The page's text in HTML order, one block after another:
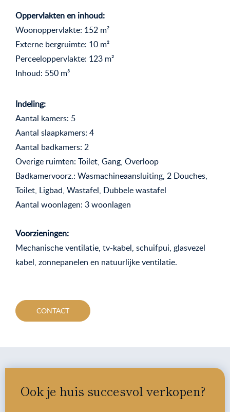
Oppervlakten en inhoud:
Woonoppervlakte: 152 m²
Externe bergruimte: 10 m²
Perceeloppervlakte: 123 m²
Inhoud: 550 m³
Indeling:
Aantal kamers: 5
Aantal slaapkamers: 4
Aantal badkamers: 2
Overige ruimten: Toilet, Gang, Overloop
Badkamervoorz.: Wasmachineaansluiting, 2 Douches,
Toilet, Ligbad, Wastafel, Dubbele wastafel
Aantal woonlagen: 3 woonlagen
Voorzieningen:
Mechanische ventilatie, tv-kabel, schuifpui, glasvezel
kabel, zonnepanelen en natuurlijke ventilatie.
CONTACT
Ook je huis succesvol verkopen?